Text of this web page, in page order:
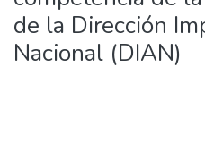
de la Dirección
Nacional (DIAN)